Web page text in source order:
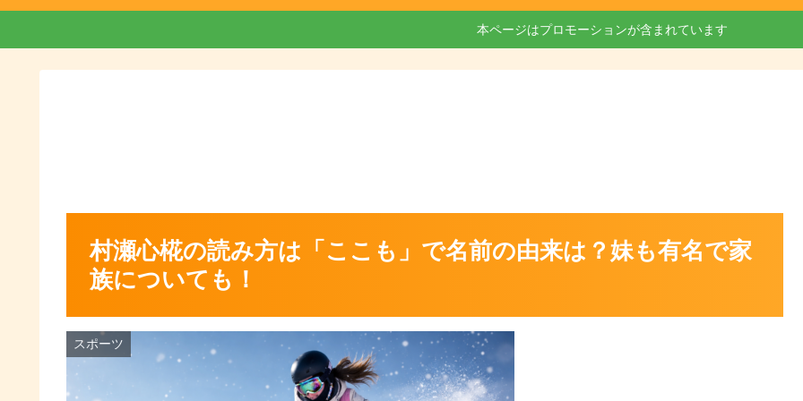
本ページはプロモーションが含まれています
村瀬心椛の読み方は「ここも」で名前の由来は？妹も有名で家
族についても！
スポーツ